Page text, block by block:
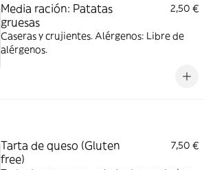
Media ración: Patatas
gruesas
2,50 €
Caseras y crujientes. Alérgenos: Libre de
alérgenos.
Tarta de queso (Gluten
free)
7,50 €